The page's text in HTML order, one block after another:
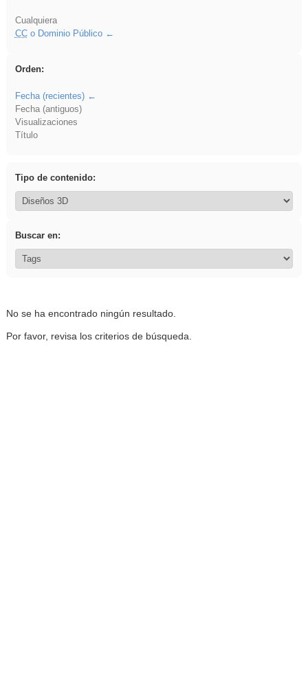
Cualquiera
CCo Dominio Público
Orden:
Fecha (recientes)
Fecha (antiguos)
Visualizaciones
Título
Tipo de contenido:
Buscar en:
No se ha encontrado ningún resultado.
Por favor, revisa los criterios de búsqueda.